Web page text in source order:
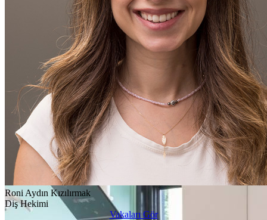
Roni Aydın Kızılırmak
Diş Hekimi
Vakaları Gör